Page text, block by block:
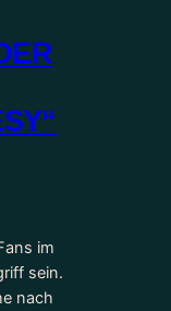
im
sein.
nach